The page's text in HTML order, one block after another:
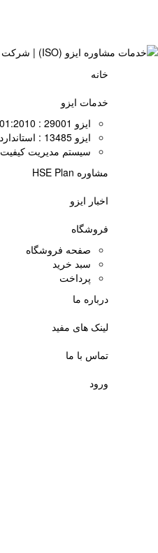
خانه
خدمات ایزو
ایزو 29001 : ISO / TS 29001:2010 استاندارد سیستم مدیریت صنایع نفت، گاز و پتروشیمی
ایزو 13485 : استاندارد تجهیزات پزشکی
سیستم مدیریت کیفیت ISO 9001
مشاوره HSE Plan
اخبار ایزو
فروشگاه
صفحه فروشگاه
سبد خرید
پرداخت
درباره ما
لینک های مفید
تماس با ما
ورود